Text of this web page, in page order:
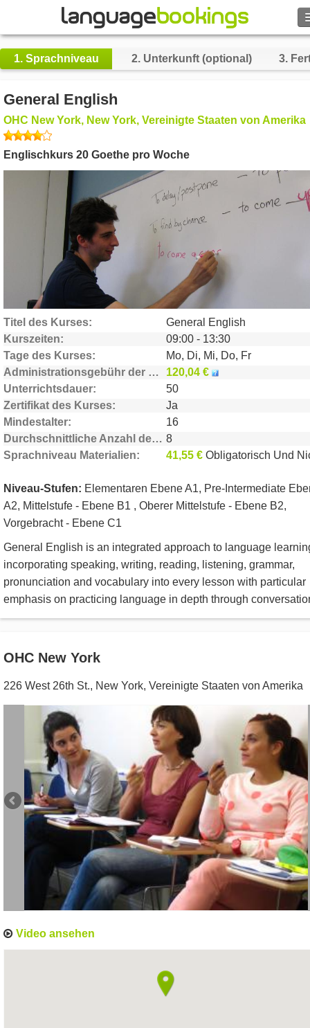
DURCHSUCHEN
Login
Währung €
Sprache
1. Sprachniveau 2. Unterkunft (optional) 3.
General English
OHC New York, New York, Vereinigte Staaten von Amerika
Englischkurs 20 Goethe pro Woche
Titel des Kurses
General English
Kurszeiten
09:00 - 13:30
Tage des Kurses
Mo, Di, Mi, Do, Fr
Administrationsgebühr der Schule
120,04 €
Unterrichtsdauer
50
Zertifikat des Kurses
Ja
Mindestalter
16
Durchschnittliche Anzahl der Teilnehmer 8
Sprachniveau Materialien
41,55 € Obligatorisch Und Nicht
Niveau-Stufen: Elementaren Ebene A1, Pre-Intermediate
A2, Mittelstufe - Ebene B1 , Oberer Mittelstufe - Ebene B2,
Vorgebracht - Ebene C1
General English is an integrated approach to language
incorporating speaking, writing, reading, listening, grammar,
pronunciation and vocabulary into every lesson with particular
emphasis on practicing language in depth through
OHC New York
226 West 26th St., New York, Vereinigte Staaten von Amerika
Video ansehen